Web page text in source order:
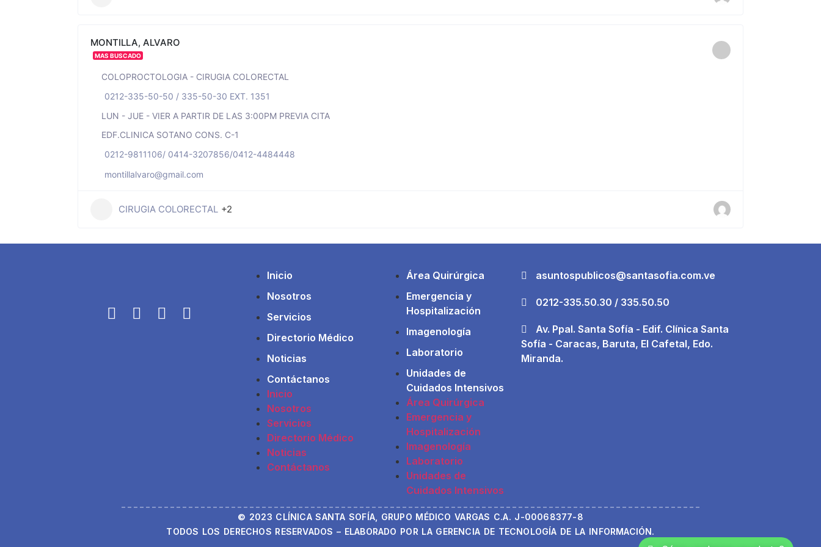
MONTILLA, ALVARO
MAS BUSCADO
COLOPROCTOLOGIA - CIRUGIA COLORECTAL
0212-335-50-50 / 335-50-30 EXT. 1351
LUN - JUE - VIER A PARTIR DE LAS 3:00PM PREVIA CITA
EDF.CLINICA SOTANO CONS. C-1
0212-9811106/ 0414-3207856/0412-4484448
montillalvaro@gmail.com
CIRUGIA COLORECTAL +2
Inicio
Nosotros
Servicios
Directorio Médico
Noticias
Contáctanos
Inicio
Nosotros
Servicios
Directorio Médico
Noticias
Contáctanos
Área Quirúrgica
Emergencia y
Hospitalización
Imagenología
Laboratorio
Unidades de
Cuidados Intensivos
Área Quirúrgica
Emergencia y
Hospitalización
Imagenología
Laboratorio
Unidades de
Cuidados Intensivos
asuntospublicos@santasofia.com.ve
0212-335.50.30 / 335.50.50
Av. Ppal. Santa Sofía - Edif. Clínica Santa
Sofía - Caracas, Baruta, El Cafetal, Edo.
Miranda.
© 2023 CLÍNICA SANTA SOFÍA, GRUPO MÉDICO VARGAS C.A. J-00068377-8
TODOS LOS DERECHOS RESERVADOS – ELABORADO POR LA GERENCIA DE TECNOLOGÍA DE LA INFORMACIÓN.